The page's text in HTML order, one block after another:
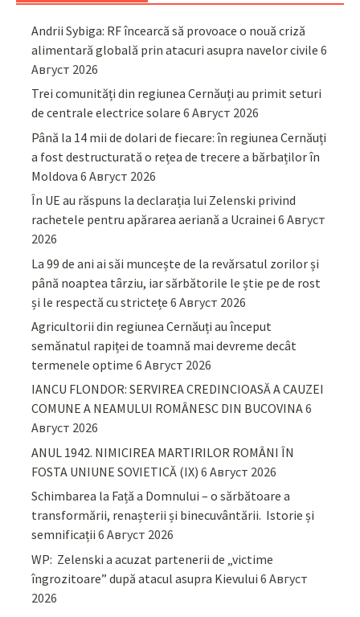
Andrii Sybiga: RF încearcă să provoace o nouă criză
alimentară globală prin atacuri asupra navelor civile 6
Август 2026
Trei comunități din regiunea Cernăuți au primit seturi
de centrale electrice solare 6 Август 2026
Până la 14 mii de dolari de fiecare: în regiunea Cernăuți
a fost destructurată o rețea de trecere a bărbaților în
Moldova 6 Август 2026
În UE au răspuns la declarația lui Zelenski privind
rachetele pentru apărarea aeriană a Ucrainei 6 Август
2026
La 99 de ani ai săi muncește de la revărsatul zorilor și
până noaptea târziu, iar sărbătorile le știe pe de rost
și le respectă cu strictețe 6 Август 2026
Agricultorii din regiunea Cernăuți au început
semănatul rapiței de toamnă mai devreme decât
termenele optime 6 Август 2026
IANCU FLONDOR: SERVIREA CREDINCIOASĂ A CAUZEI
COMUNE A NEAMULUI ROMÂNESC DIN BUCOVINA6
Август 2026
ANUL 1942. NIMICIREA MARTIRILOR ROMÂNI ÎN
FOSTA UNIUNE SOVIETICĂ (IX) 6 Август 2026
Schimbarea la Față a Domnului – o sărbătoare a
transformării, renașterii și binecuvântării. Istorie și
semnificații 6 Август 2026
WP: Zelenski a acuzat partenerii de „victime
îngrozitoare” după atacul asupra Kievului 6 Август
2026